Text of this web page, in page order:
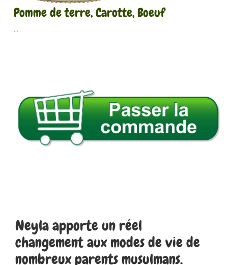
Pomme de terre, Carotte, Boeuf
...
Neyla apporte un réel
changement aux modes de vie de
nombreux parents musulmans.